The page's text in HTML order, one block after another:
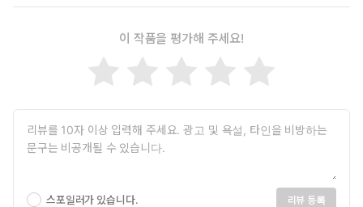
이 작품을 평가해 주세요!
스포일러가 있습니다. 리뷰 등록